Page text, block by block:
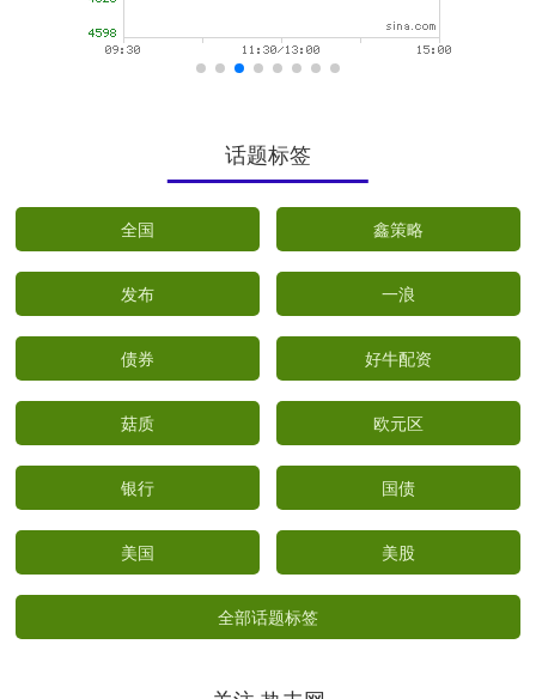
话题标签
全国 鑫策略
发布 一浪
债券 好牛配资
菇质 欧元区
银行 国债
美国 美股
全部话题标签